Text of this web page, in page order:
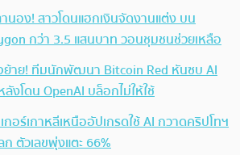
นอง! สาวโดนแฮกเงินจัดงานแต่ง บน
กว่า 3.5 แสนบาท วอนชุมชนช่วยเหลือ
ย้าย! ทีมนักพัฒนา Bitcoin Red หันซบ AI
งโดน OpenAI บล็อกไม่ให้ใช้
กอร์เกาหลีเหนืออัปเกรดใช้ AI กวาดคริปโทฯ
ก ตัวเลขพุ่งแตะ 66%